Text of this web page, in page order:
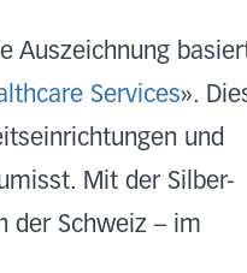
Auszeichnung
Services».
und
Mit der Silber-
der Schweiz – im